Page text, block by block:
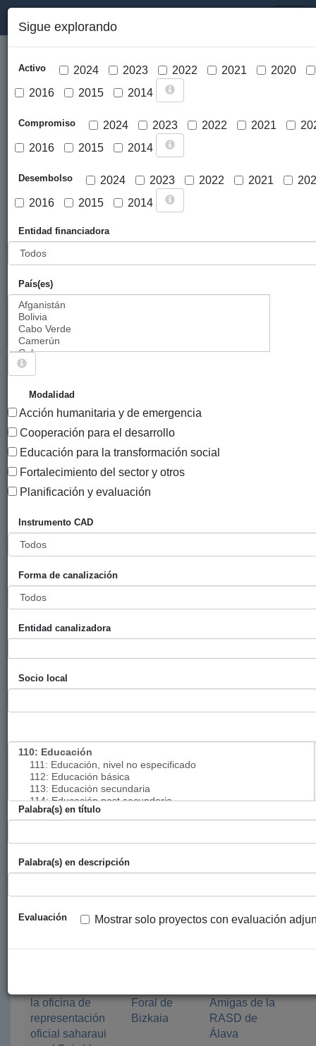
Cargar mapa
Sigue explorando
Activo 2024 2023 2022 2021
2020
2016
2015 2014
Compromiso 2024 2023 2022 2021
2016
2015 2014
Desembolso 2024 2023 2022 2021
2016
2015 2014
Entidad financiadora
País(es)
Modalidad
Acción humanitaria y de emergencia
Cooperación para el desarrollo
Educación para la transformación social
Fortalecimiento del sector y otros
Planificación y evaluación
Instrumento CAD
Forma de canalización
Entidad canalizadora
Socio local
Palabra(s) en título
Palabra(s) en descripción
Evaluación Mostrar solo proyectos con evaluación
PROYECTOS QUE TIENEN EL INSTRUMENTO
"COOPERACIÓN DIRECTA Y OTRAS FORMAS DE
COOPERACIÓN".
130 PROYECTOS
Título
Entidad
Convenio 2017
Convenio 2017
Harresiak Apurtuz
Diputación
Bizkaia
Harresiak
2017
Women for Africa
Diputación Foral
De Bizkaia y la
Coordinadora de
Organizaciones
No
Gubernamentales
Elkartea que
subvención
otorgada para el
Foral de
EUSK
la oficina de
representación
oficial saharaui
Foral de
Bizkaia
Amigas de la
RASD de
Álava